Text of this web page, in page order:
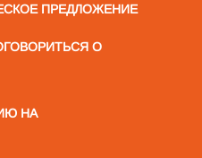
ПРЕДЛОЖЕНИЕ
О
НА